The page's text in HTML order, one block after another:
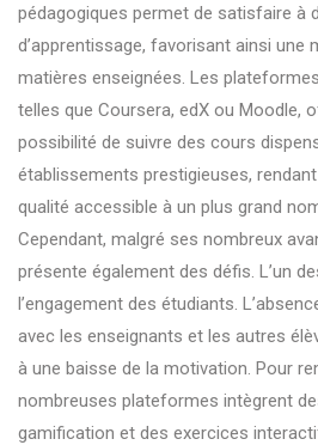
pédagogiques permet de satisfaire à
d’apprentissage, favorisant ainsi une
matières enseignées. Les
telles que Coursera, edX ou Moodle,
possibilité de suivre des cours
établissements prestigieuses, rendant
qualité accessible à un plus grand
Cependant, malgré ses nombreux
présente également des défis. L’un
l’engagement des étudiants.
avec les enseignants et les autres
à une baisse de la motivation. Pour
nombreuses plateformes intègrent
gamification et des exercices